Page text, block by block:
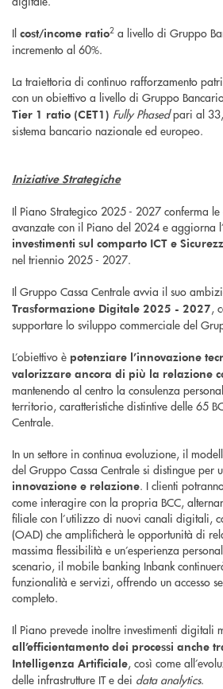
Il cost/income ratio2 a livello di Gruppo
incremento al 60%.
La traiettoria di continuo rafforzamento
con un obiettivo a livello di Gruppo
Tier 1 ratio (CET1) Fully Phasedpari al
sistema bancario nazionale ed europeo.
Iniziative Strategiche
Il Piano Strategico 2025 - 2027 conferma
avanzate con il Piano del 2024 e aggiorna
investimenti sul comparto ICT e
nel triennio 2025 - 2027.
Il Gruppo Cassa Centrale avvia il suo
Trasformazione Digitale 2025 - 2027,
supportare lo sviluppo commerciale del
L’obiettivo è potenziare l’innovazione
valorizzare ancora di più la relazione
mantenendo al centro la consulenza
territorio, caratteristiche distintive delle 65
Centrale.
In un settore in continua evoluzione, il
del Gruppo Cassa Centrale si distingue per
innovazione e relazione. I clienti
come interagire con la propria BCC,
filiale con l’utilizzo di nuovi canali digitali,
(OAD) che amplificherà le opportunità di
massima flessibilità e un’esperienza
scenario, il mobile banking Inbank
funzionalità e servizi, offrendo un accesso
completo.
Il Piano prevede inoltre investimenti digitali
all’efficientamento dei processi anche
Intelligenza Artificiale, così come
delle infrastrutture IT e dei data analytics.